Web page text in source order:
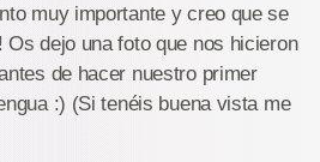
muy importante y creo que se
Os dejo una foto que nos hicieron
de hacer nuestro primer
:) (Si tenéis buena vista me